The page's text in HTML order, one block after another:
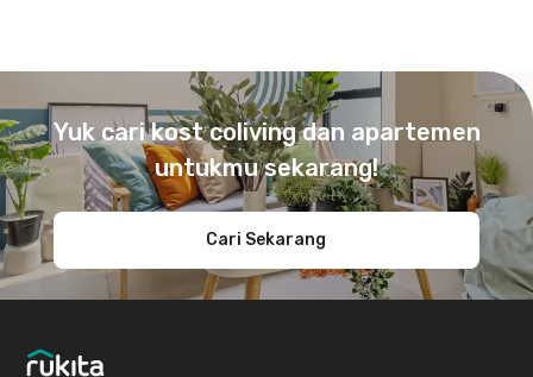
Yuk cari kost coliving dan apartemen
untukmu sekarang!
Cari Sekarang